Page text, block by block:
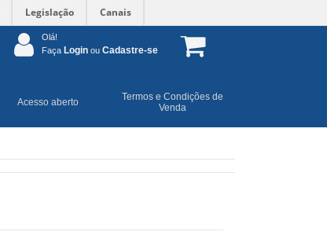
Legislação Canais
Olá!
Faça Login ou Cadastre-se
Acesso aberto
Termos e Condições de
Venda